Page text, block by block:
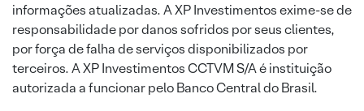
informações atualizadas. A XP Investimentos exime-se de
responsabilidade por danos sofridos por seus clientes,
por força de falha de serviços disponibilizados por
terceiros. A XP Investimentos CCTVM S/A é instituição
autorizada a funcionar pelo Banco Central do Brasil.